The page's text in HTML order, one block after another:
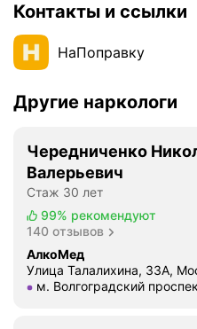
Контакты и ссылки
НаПоправку
Другие наркологи
Чередниченко
Валерьевич
Стаж 30 лет
99% рекомендуют
140 отзывов
АлкоМед
Улица Талалихина, 33А,
Метро м. Волгоградский
м. Волгоградский